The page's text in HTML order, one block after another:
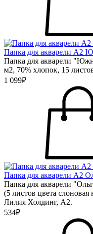
Папка для акварели А2
Папка для акварели
м2, 70% хлопок, 15
1 099₽
Папка для акварели А2
Папка для акварели
(5 листов цвета слоновая
Лилия Холдинг, А2.
534₽